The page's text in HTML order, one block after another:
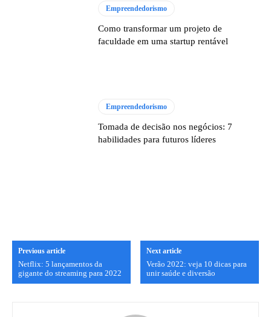
Empreendedorismo
Como transformar um projeto de
faculdade em uma startup rentável
Empreendedorismo
Tomada de decisão nos negócios: 7
habilidades para futuros líderes
Previous article
Netflix: 5 lançamentos da
gigante do streaming para 2022
Next article
Verão 2022: veja 10 dicas para
unir saúde e diversão